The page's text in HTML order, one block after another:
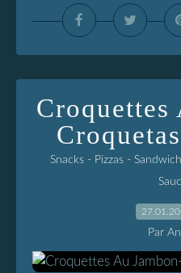
Croquettes
Snacks - Pizzas -
Par